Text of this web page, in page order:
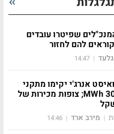
שפיטרו עובדים
|
14:47
אנרג'י יקימו מתקני
אגירה של 300 MWh; צופות מכירות של
| מירב ארד |
14:46